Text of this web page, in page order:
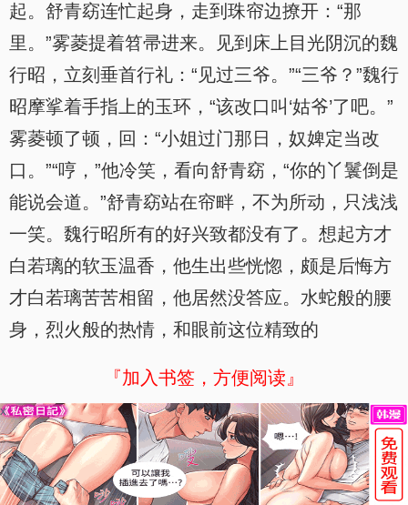
起。舒青窈连忙起身，走到珠帘边撩开：“那
里。”雾菱提着笤帚进来。见到床上目光阴沉的魏
行昭，立刻垂首行礼：“见过三爷。”“三爷？”魏行
昭摩挲着手指上的玉环，“该改口叫‘姑爷’了吧。”
雾菱顿了顿，回：“小姐过门那日，奴婢定当改
口。”“哼，”他冷笑，看向舒青窈，“你的丫鬟倒是
能说会道。”舒青窈站在帘畔，不为所动，只浅浅
一笑。魏行昭所有的好兴致都没有了。想起方才
白若璃的软玉温香，他生出些恍惚，颇是后悔方
才白若璃苦苦相留，他居然没答应。水蛇般的腰
身，烈火般的热情，和眼前这位精致的
『加入书签，方便阅读』
x